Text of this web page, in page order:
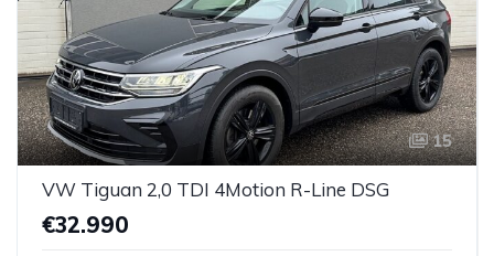
15
VW Tiguan 2,0 TDI 4Motion R-Line DSG
€32.990